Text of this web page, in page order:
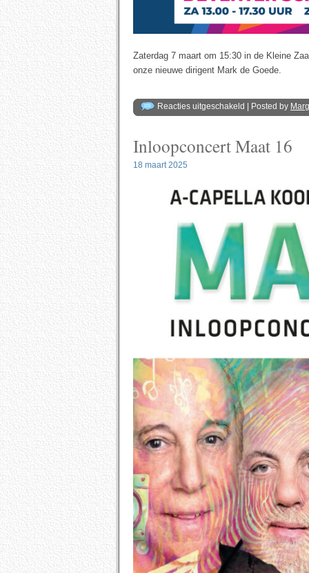
Zaterdag 7 maart om 15:30 in de Kleine
onze nieuwe dirigent Mark de Goede.
Reacties uitgeschakeld voor
Maat
Open
Podium
| Posted by
Inloopconcert Maat 16
18 maart 2025